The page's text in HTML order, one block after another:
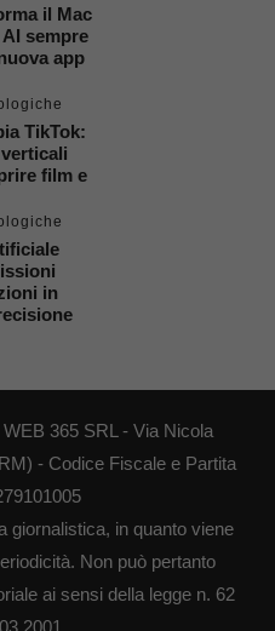
il Mac
sempre
app
TikTok:
film e
in
365 SRL - Via Nicola
- Codice Fiscale e Partita
giornalistica, in quanto viene
Non può pertanto
ai sensi della legge n. 62